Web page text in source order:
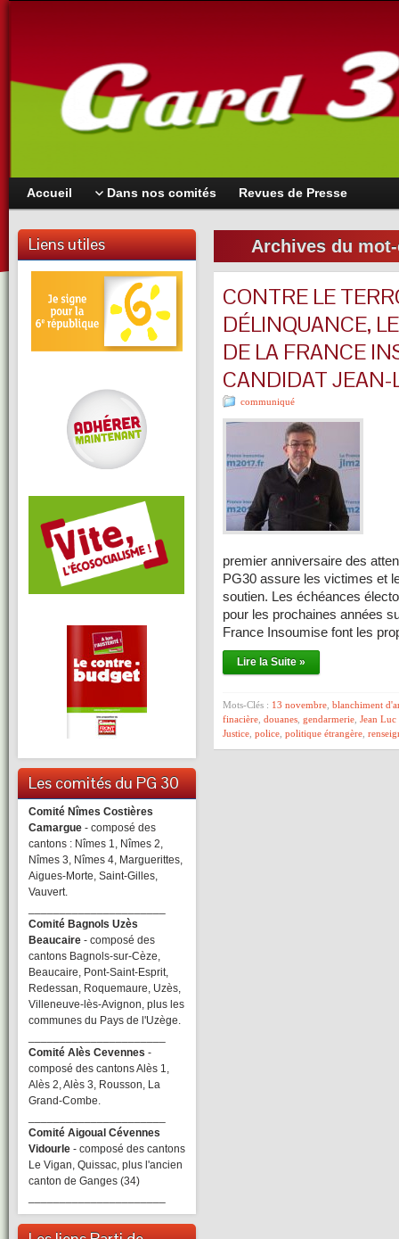
Accueil Dans nos comités Revues de Presse
Liens utiles
Les comités du PG 30
Comité Nîmes Costières
Camargue - composé des
cantons : Nîmes 1, Nîmes 2,
Nîmes 3, Nîmes 4, Marguerittes,
Aigues-Morte, Saint-Gilles,
Vauvert.
Comité Bagnols Uzès
Beaucaire - composé des
cantons Bagnols-sur-Cèze,
Beaucaire, Pont-Saint-Esprit,
Redessan, Roquemaure, Uzès,
Villeneuve-lès-Avignon, plus les
communes du Pays de l'Uzège.
Comité Alès Cevennes -
composé des cantons Alès 1,
Alès 2, Alès 3, Rousson, La
Grand-Combe.
Comité Aigoual Cévennes
Vidourle - composé des cantons
Le Vigan, Quissac, plus l'ancien
canton de Ganges (34)
Archives du
CONTRE LE
DÉLINQUANCE,
DE LA FRANCE
CANDIDAT JEAN-
communiqué
premier anniversaire des
PG30 assure les victimes et
soutien. Les échéances
pour les prochaines années
France Insoumise font les
Lire la Suite »
Mots-Clés : 13 novembre blanchiment
finacière douanes gendarmerie Jean
Justice police politique étrangère